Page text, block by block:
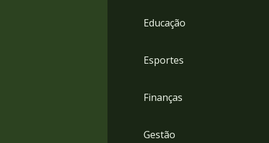
Educação
Esportes
Finanças
Gestão